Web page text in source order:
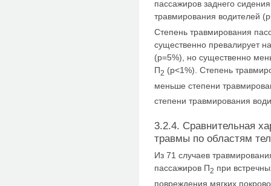
пассажиров заднего
травмирования водителей
Степень травмирования
существенно превалирует
(р=5%), но существенно
П2 (р<1%). Степень
меньше степени
степени травмирования
3.2.4. Сравнительная
травмы по областям
Из 71 случаев
пассажиров П2 при
повреждения мягких